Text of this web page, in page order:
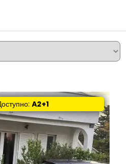
KRK
A2+1